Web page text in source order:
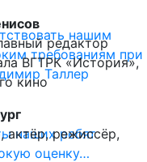
нашим
требованиям при
Таллер
наших ребят
оценку…
редактор
ВГТРК «История»,
кино
актёр, режиссёр,